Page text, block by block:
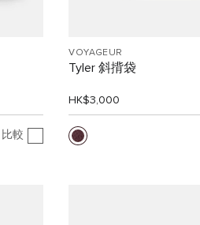
比較
VOYAGEUR
Tyler 斜揹袋
HK$3,000